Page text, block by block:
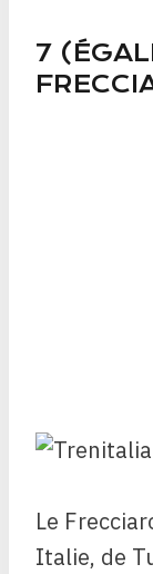
7
Le
Italie, de